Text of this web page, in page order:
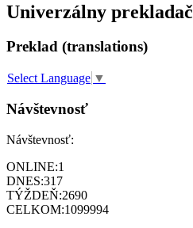
Univerzálny prekladač
Preklad (translations)
Select Language ▼
Návštevnosť
Návštevnosť:
ONLINE:1
DNES:317
TÝŽDEŇ:2690
CELKOM:1099994